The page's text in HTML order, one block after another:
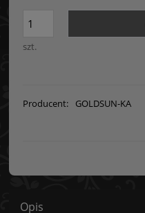
szt.
Producent: GOLDSUN-KA
Opis